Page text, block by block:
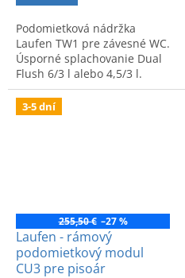
Podomietková nádržka
Laufen TW1 pre závesné WC.
Úsporné splachovanie Dual
Flush 6/3 l alebo 4,5/3 l.
Kvalitné spracovanie na
obmurovanie a dlhá
životnosť.
3-5 dní
255,50 € –27 %
Laufen - rámový
podomietkový modul
CU3 pre pisoár